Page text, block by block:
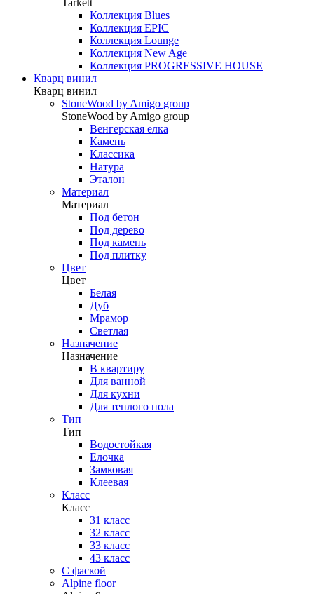
Tarkett
Коллекция Blues
Коллекция EPIC
Коллекция Lounge
Коллекция New Age
Коллекция PROGRESSIVE HOUSE
Кварц винил
Кварц винил
StoneWood by Amigo group
StoneWood by Amigo group
Венгерская елка
Камень
Классика
Натура
Эталон
Материал
Материал
Под бетон
Под дерево
Под камень
Под плитку
Цвет
Цвет
Белая
Дуб
Мрамор
Светлая
Назначение
Назначение
В квартиру
Для ванной
Для кухни
Для теплого пола
Тип
Тип
Водостойкая
Елочка
Замковая
Клеевая
Класс
Класс
31 класс
32 класс
33 класс
43 класс
С фаской
Alpine floor